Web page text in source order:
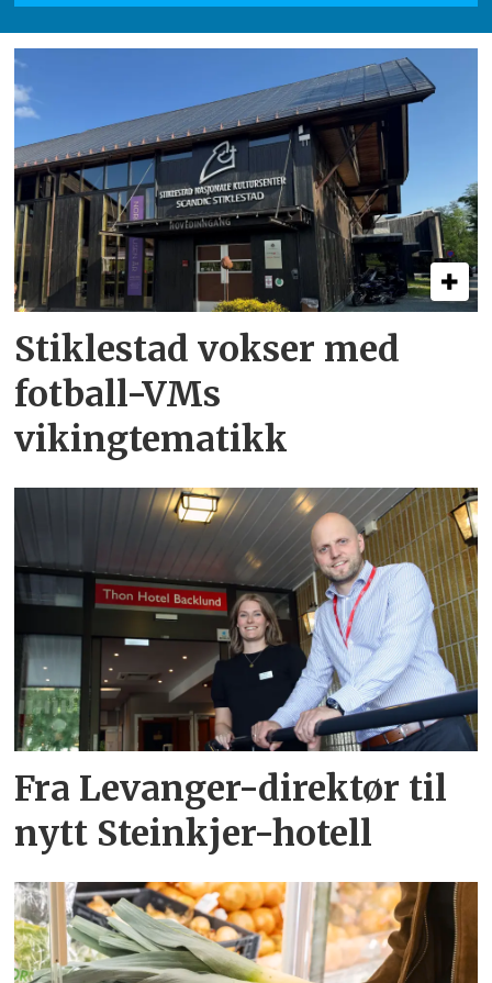
Stiklestad vokser med
fotball-VMs
vikingtematikk
Fra Levanger-direktør til
nytt Steinkjer-hotell